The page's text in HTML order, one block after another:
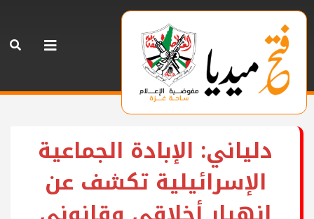
دلياني: الإبادة الجماعية
الإسرائيلية تكشف عن